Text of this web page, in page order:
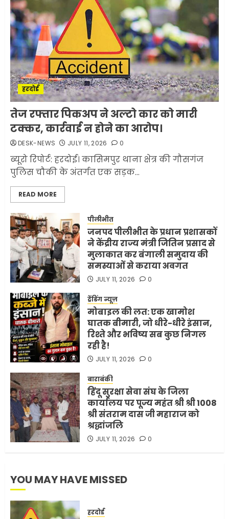
1
मोबाइल की लत: एक खामोश
घातक बीमारी, जो धीरे-धीरे इंसान,
रिश्ते और भविष्य सब कुछ निगल
रही है!
JULY 11, 2026 0
मलबों से ईरान ने सुरक्षित बरामद
कर ली करीब 1000 से ज्यादा
मिसाइलें
JUNE 1, 2026
3
व्यवहार क्यों?
JUNE 1, 2026 0
4
अमेरिका ने फिर से ईरान को युद्ध
समाप्त करने के लिए भेजी अपनी 5
MAY 18, 2026
5
भारत-अमेरिका व्यापार समझौता
ट्रंप ने किया एलान
FEBRUARY 3, 2026
हरदोई
तेज रफ्तार पिकअप ने अल्टो कार को मारी
टक्कर, कार्रवाई न होने का आरोप।
DESK-NEWS JULY 11, 2026 0
ब्यूरो रिपोर्ट: हरदोई। कासिमपुर थाना क्षेत्र की गौसगंज
पुलिस चौकी के अंतर्गत एक सड़क...
READ MORE
पीलीभीत
जनपद पीलीभीत के प्रधान प्रशासकों
ने केंद्रीय राज्य मंत्री जितिन प्रसाद से
मुलाकात कर बंगाली समुदाय की
समस्याओं से कराया अवगत
JULY 11, 2026 0
ट्रेंडिंग न्यूज़
मोबाइल की लत: एक खामोश
घातक बीमारी, जो धीरे-धीरे इंसान,
रिश्ते और भविष्य सब कुछ निगल
रही है!
JULY 11, 2026 0
बाराबंकी
हिंदू सुरक्षा सेवा संघ के जिला
कार्यालय पर पूज्य महंत श्री श्री 1008
श्री संतराम दास जी महाराज को
श्रद्धांजलि
JULY 11, 2026 0
YOU MAY HAVE MISSED
हरदोई